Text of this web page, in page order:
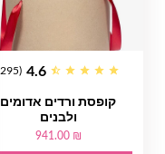
4.6
(295)
קופסת ורדים אדומים
ולבנים
941.00 ₪